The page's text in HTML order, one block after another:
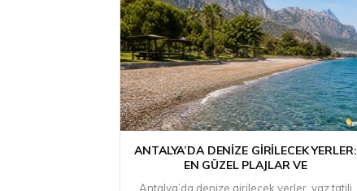
ANTALYA’DA DENIZE GIRILECEK YERLER:
EN GÜZEL PLAJLAR VE
Antalya’da denize girilecek yerler, yaz tatili